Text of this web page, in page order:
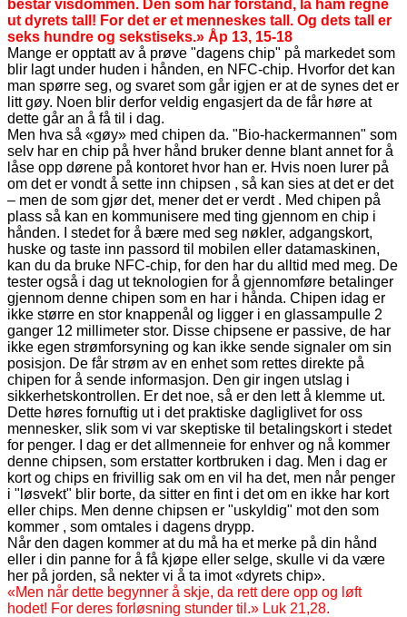
består visdommen. Den som har forstand, la ham regne
ut dyrets tall! For det er et menneskes tall. Og dets tall er
seks hundre og sekstiseks.» Åp 13, 15-18
Mange er opptatt av å prøve "dagens chip" på markedet som
blir lagt under huden i hånden, en NFC-chip. Hvorfor det kan
man spørre seg, og svaret som går igjen er at de synes det er
litt gøy. Noen blir derfor veldig engasjert da de får høre at
dette går an å få til i dag.
Men hva så «gøy» med chipen da. "Bio-hackermannen" som
selv har en chip på hver hånd bruker denne blant annet for å
låse opp dørene på kontoret hvor han er. Hvis noen lurer på
om det er vondt å sette inn chipsen , så kan sies at det er det
– men de som gjør det, mener det er verdt . Med chipen på
plass så kan en kommunisere med ting gjennom en chip i
hånden. I stedet for å bære med seg nøkler, adgangskort,
huske og taste inn passord til mobilen eller datamaskinen,
kan du da bruke NFC-chip, for den har du alltid med meg. De
tester også i dag ut teknologien for å gjennomføre betalinger
gjennom denne chipen som en har i hånda. Chipen idag er
ikke større en stor knappenål og ligger i en glassampulle 2
ganger 12 millimeter stor. Disse chipsene er passive, de har
ikke egen strømforsyning og kan ikke sende signaler om sin
posisjon. De får strøm av en enhet som rettes direkte på
chipen for å sende informasjon. Den gir ingen utslag i
sikkerhetskontrollen. Er det noe, så er den lett å klemme ut.
Dette høres fornuftig ut i det praktiske dagliglivet for oss
mennesker, slik som vi var skeptiske til betalingskort i stedet
for penger. I dag er det allmenneie for enhver og nå kommer
denne chipsen, som erstatter kortbruken i dag. Men i dag er
kort og chips en frivillig sak om en vil ha det, men når penger
i "løsvekt" blir borte, da sitter en fint i det om en ikke har kort
eller chips. Men denne chipsen er "uskyldig" mot den som
kommer , som omtales i dagens drypp.
Når den dagen kommer at du må ha et merke på din hånd
eller i din panne for å få kjøpe eller selge, skulle vi da være
her på jorden, så nekter vi å ta imot «dyrets chip».
«Men når dette begynner å skje, da rett dere opp og løft
hodet! For deres forløsning stunder til.» Luk 21,28.